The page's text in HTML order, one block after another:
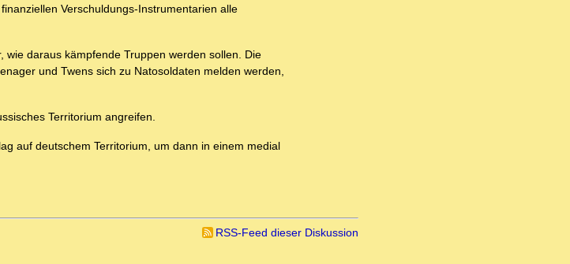
Verschuldungs-Instrumentarien alle
daraus kämpfende Truppen werden sollen. Die
und Twens sich zu Natosoldaten melden werden,
Territorium angreifen.
auf deutschem Territorium, um dann in einem medial
RSS-Feed dieser Diskussion